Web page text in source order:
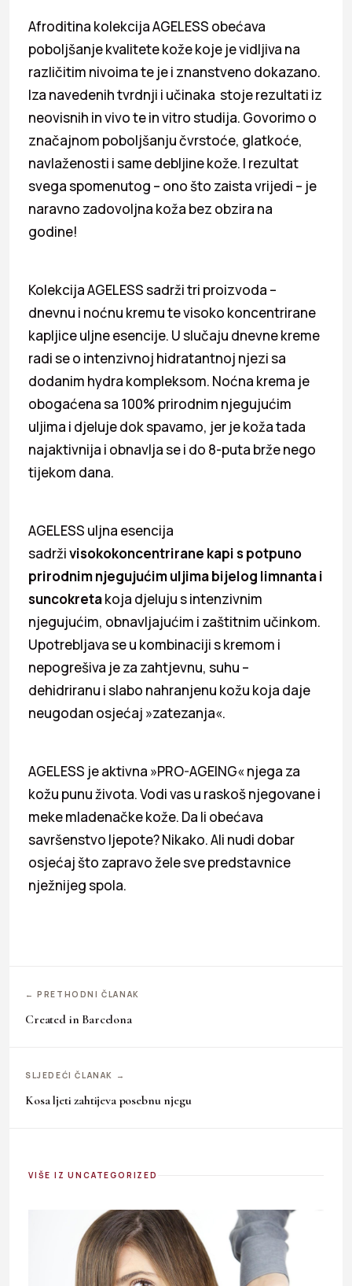
Afroditina kolekcija AGELESS obećava
poboljšanje kvalitete kože koje je vidljiva na
različitim nivoima te je i znanstveno dokazano.
Iza navedenih tvrdnji i učinaka stoje rezultati iz
neovisnih in vivo te in vitro studija. Govorimo o
značajnom poboljšanju čvrstoće, glatkoće,
navlaženosti i same debljine kože. I rezultat
svega spomenutog – ono što zaista vrijedi – je
naravno zadovoljna koža bez obzira na
godine!
Kolekcija AGELESS sadrži tri proizvoda –
dnevnu i noćnu kremu te visoko koncentrirane
kapljice uljne esencije. U slučaju dnevne kreme
radi se o intenzivnoj hidratantnoj njezi sa
dodanim hydra kompleksom. Noćna krema je
obogaćena sa 100% prirodnim njegujućim
uljima i djeluje dok spavamo, jer je koža tada
najaktivnija i obnavlja se i do 8-puta brže nego
tijekom dana.
AGELESS uljna esencija
sadrživisokokoncentrirane kapi s potpuno
prirodnim njegujućim uljima bijelog limnanta i
suncokretakoja djeluju s intenzivnim
njegujućim, obnavljajućim i zaštitnim učinkom.
Upotrebljava se u kombinaciji s kremom i
nepogrešiva je za zahtjevnu, suhu –
dehidriranu i slabo nahranjenu kožu koja daje
neugodan osjećaj »zatezanja«.
AGELESS je aktivna »PRO-AGEING« njega za
kožu punu života. Vodi vas u raskoš njegovane i
meke mladenačke kože. Da li obećava
savršenstvo ljepote? Nikako. Ali nudi dobar
osjećaj što zapravo žele sve predstavnice
nježnijeg spola.
← PRETHODNI ČLANAK
Created in Barcelona
SLJEDEĆI ČLANAK →
Kosa ljeti zahtijeva posebnu njegu
VIŠE IZ UNCATEGORIZED